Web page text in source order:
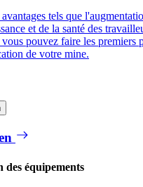
tels que
et de la santé des
pouvez faire les premiers
de votre mine.
des équipements